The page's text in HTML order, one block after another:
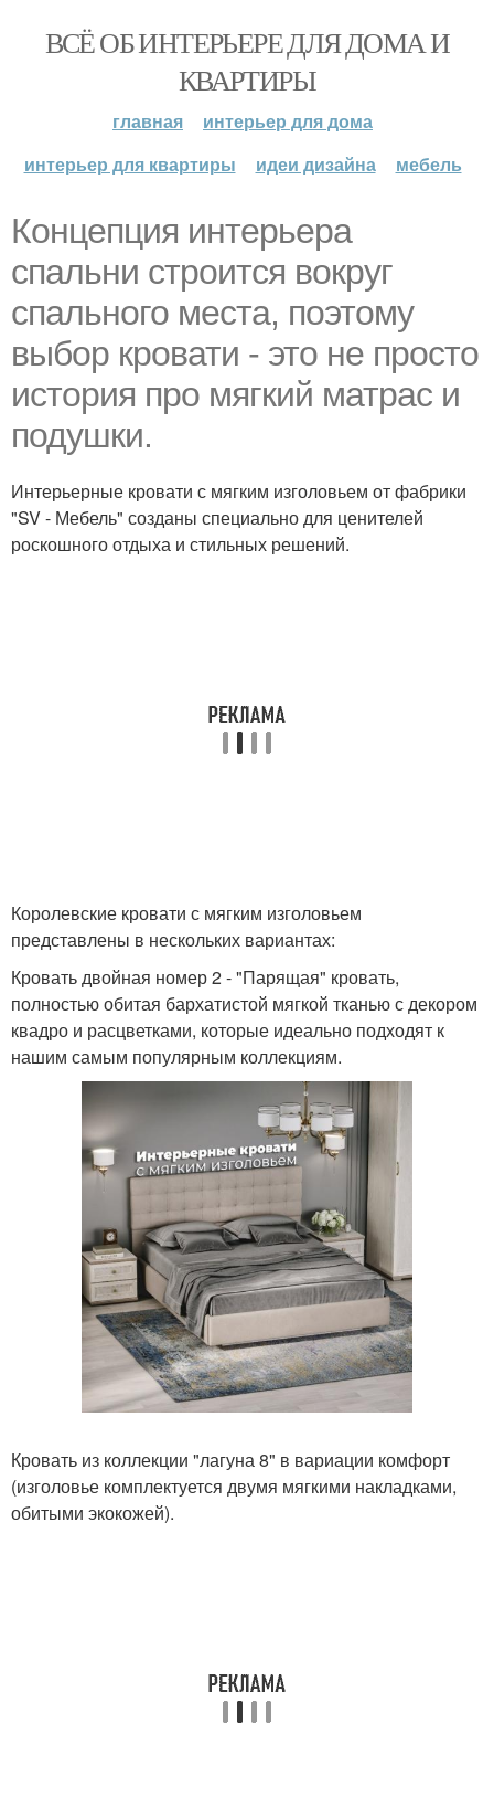
ВСЁ ОБ ИНТЕРЬЕРЕ ДЛЯ ДОМА И
КВАРТИРЫ
главная
интерьер для дома
интерьер для квартиры
идеи дизайна мебель
Концепция интерьера
спальни строится вокруг
спального места, поэтому
выбор кровати - это не просто
история про мягкий матрас и
подушки.
Интерьерные кровати с мягким изголовьем от фабрики
"SV - Мебель" созданы специально для ценителей
роскошного отдыха и стильных решений.
Королевские кровати с мягким изголовьем
представлены в нескольких вариантах:
Кровать двойная номер 2 - "Парящая" кровать,
полностью обитая бархатистой мягкой тканью с декором
квадро и расцветками, которые идеально подходят к
нашим самым популярным коллекциям.
Кровать из коллекции "лагуна 8" в вариации комфорт
(изголовье комплектуется двумя мягкими накладками,
обитыми экокожей).